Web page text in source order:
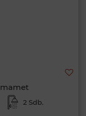
2 Sdb.